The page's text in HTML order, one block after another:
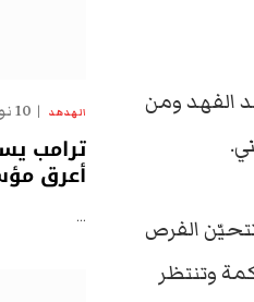
الفهد ومن
الفرص
وتنتظر
الهدهد 10 نوفمبر، 2025
ترامب
أعرق
…